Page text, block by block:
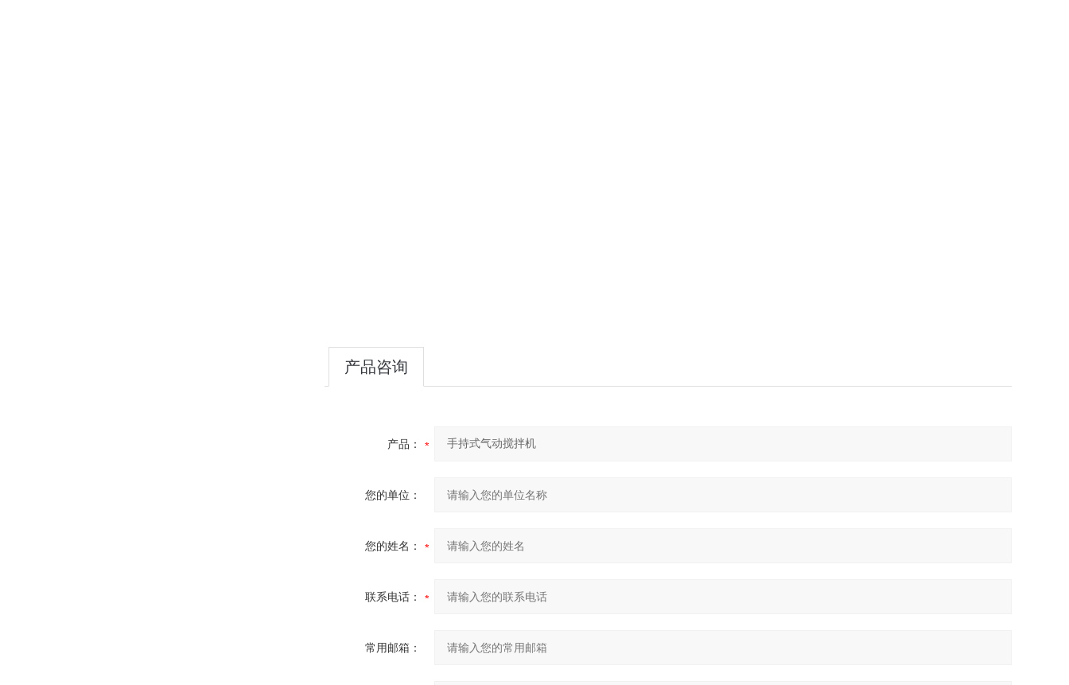
产品咨询
产品：
您的单位：
您的姓名：
联系电话：
常用邮箱：